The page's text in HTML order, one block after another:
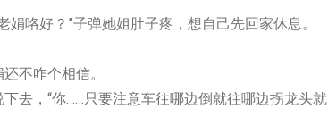
好？”子弹她姐肚子疼，想自己先回家休息。
咋个相信。
，“你……只要注意车往哪边倒就往哪边拐龙头就